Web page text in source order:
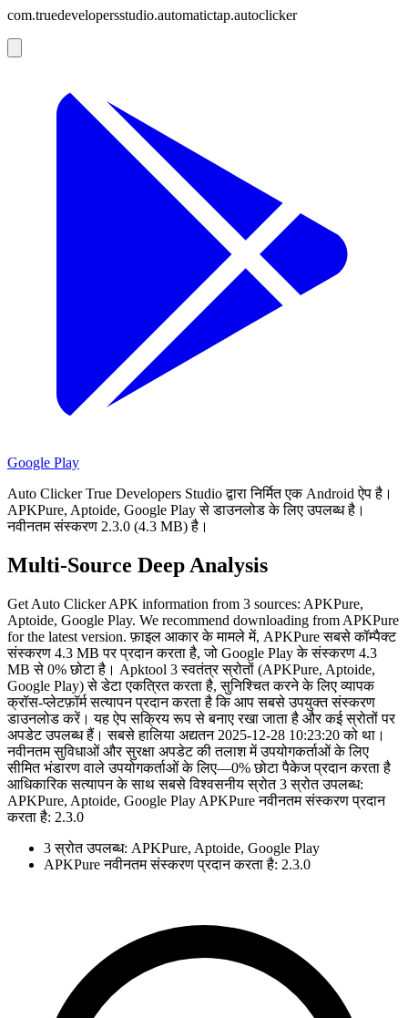
com.truedevelopersstudio.automatictap.autoclicker
Google Play
Auto Clicker True Developers Studio द्वारा निर्मित एक Android ऐप है।
APKPure, Aptoide, Google Play से डाउनलोड के लिए उपलब्ध है।
नवीनतम संस्करण 2.3.0 (4.3 MB) है।
Multi-Source Deep Analysis
Get Auto Clicker APK information from 3 sources: APKPure,
Aptoide, Google Play. We recommend downloading from APKPure
for the latest version. फ़ाइल आकार के मामले में, APKPure सबसे कॉम्पैक्ट
संस्करण 4.3 MB पर प्रदान करता है, जो Google Play के संस्करण 4.3
MB से 0% छोटा है। Apktool 3 स्वतंत्र स्रोतों (APKPure, Aptoide,
Google Play) से डेटा एकत्रित करता है, सुनिश्चित करने के लिए व्यापक
क्रॉस-प्लेटफ़ॉर्म सत्यापन प्रदान करता है कि आप सबसे उपयुक्त संस्करण
डाउनलोड करें। यह ऐप सक्रिय रूप से बनाए रखा जाता है और कई स्रोतों पर
अपडेट उपलब्ध हैं। सबसे हालिया अद्यतन 2025-12-28 10:23:20 को था।
नवीनतम सुविधाओं और सुरक्षा अपडेट की तलाश में उपयोगकर्ताओं के लिए
सीमित भंडारण वाले उपयोगकर्ताओं के लिए—0% छोटा पैकेज प्रदान करता है
आधिकारिक सत्यापन के साथ सबसे विश्वसनीय स्रोत 3 स्रोत उपलब्ध:
APKPure, Aptoide, Google Play APKPure नवीनतम संस्करण प्रदान
करता है: 2.3.0
3 स्रोत उपलब्ध: APKPure, Aptoide, Google Play
APKPure नवीनतम संस्करण प्रदान करता है: 2.3.0